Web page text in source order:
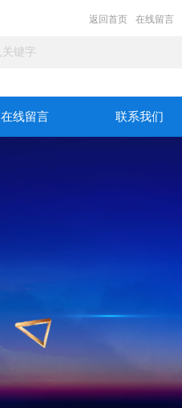
返回首页 在线留言
在线留言 联系我们